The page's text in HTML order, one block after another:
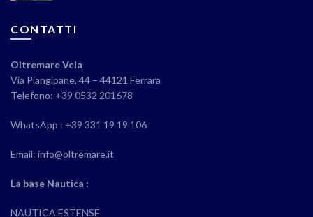
CONTATTI
Oltremare Vela
Via Piangipane, 44 – 44121 Ferrara
Telefono: +39 0532 201678
WhatsApp : +39 331 19 19 106
Email: info@oltremare.it
La base Nautica :
NAUTICA ESTENSE